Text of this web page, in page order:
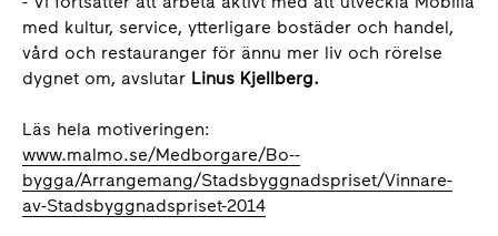
med kultur, service, ytterligare bostäder och handel,
vård och restauranger för ännu mer liv och rörelse
dygnet om, avslutar Linus Kjellberg.
Läs hela motiveringen:
www.malmo.se/Medborgare/Bo--
bygga/Arrangemang/Stadsbyggnadspriset/Vinnare-
av-Stadsbyggnadspriset-2014